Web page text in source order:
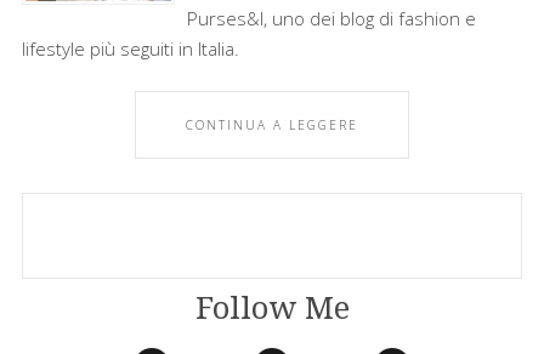
Purses&I, uno dei blog di fashion e
lifestyle più seguiti in Italia.
CONTINUA A LEGGERE
Follow Me